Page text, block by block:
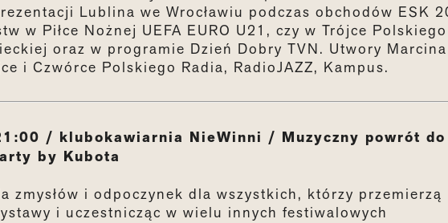
Lublina we Wrocławiu podczas obchodów ESK
w Piłce Nożnej UEFA EURO U21, czy w Trójce Polskiego
oraz w programie Dzień Dobry TVN. Utwory Marcina
i Czwórce Polskiego Radia, RadioJAZZ, Kampus.
/ klubokawiarnia NieWinni / Muzyczny powrót do
by Kubota
zmysłów i odpoczynek dla wszystkich, którzy przemierzą
i uczestnicząc w wielu innych festiwalowych